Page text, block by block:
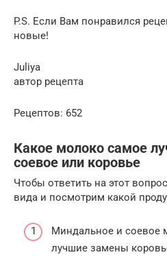
P.S. Если Вам понравился
новые!
Juliya
автор рецепта
Рецептов: 652
Какое молоко самое
соевое или коровье
Чтобы ответить на этот
вида и посмотрим какой
Миндальное и соевое
лучшие замены